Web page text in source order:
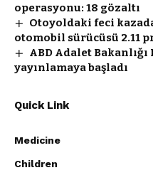
operasyonu: 18 gözaltı
Otoyoldaki feci
otomobil sürücüsü 2.11
ABD Adalet
yayınlamaya başladı
Quick Link
Medicine
Children